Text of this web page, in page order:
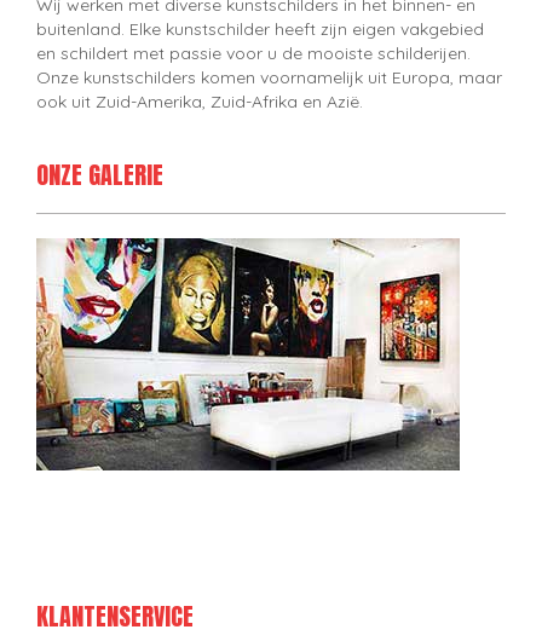
Wij werken met diverse kunstschilders in het binnen- en
buitenland. Elke kunstschilder heeft zijn eigen vakgebied
en schildert met passie voor u de mooiste schilderijen.
Onze kunstschilders komen voornamelijk uit Europa, maar
ook uit Zuid-Amerika, Zuid-Afrika en Azië.
ONZE GALERIE
KLANTENSERVICE